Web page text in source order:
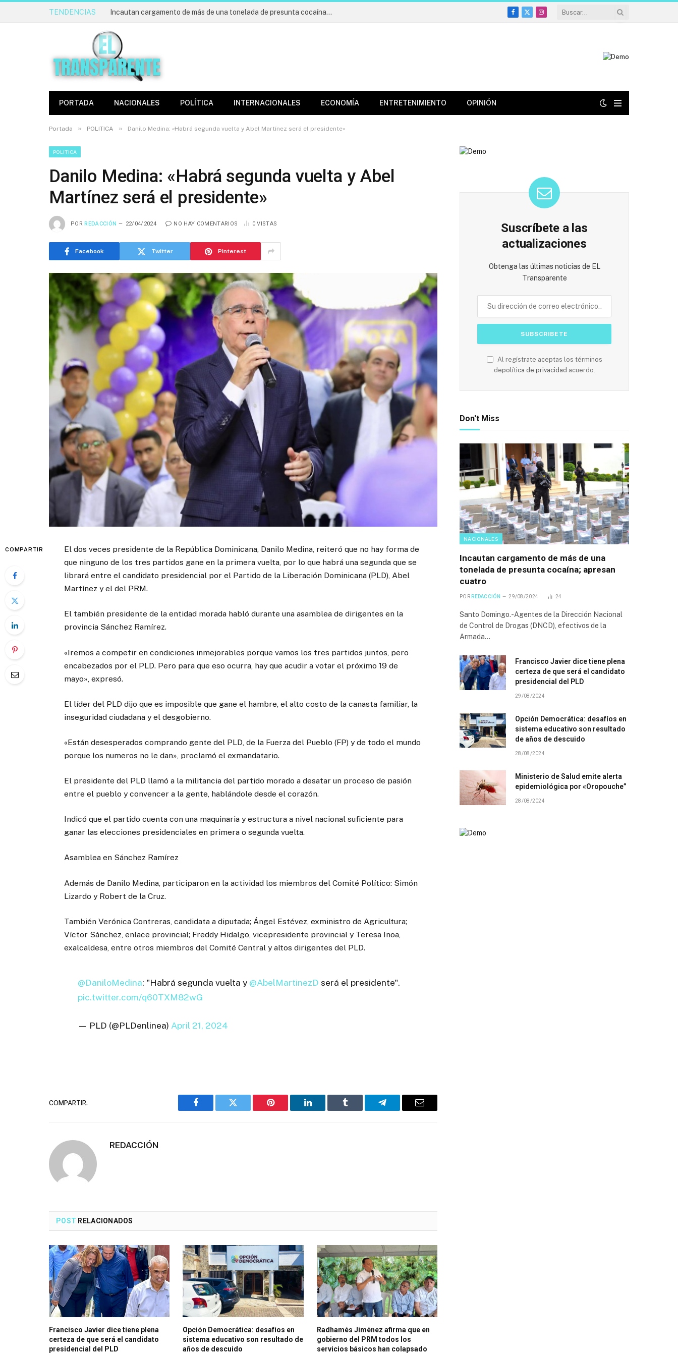
TENDENCIAS Incautan cargamento de más de una tonelada de presunta cocaína; apresan cuatro
Facebook
X
Instagram
PORTADA NACIONALES POLÍTICA INTERNACIONALES ECONOMÍA ENTRETENIMIENTO OPINIÓN
Portada » POLITICA » Danilo Medina: «Habrá segunda vuelta y Abel Martínez será el presidente»
POLITICA
Danilo Medina: «Habrá segunda vuelta y Abel
Martínez será el presidente»
POR REDACCIÓN 22/04/2024 NO HAY COMENTARIOS 0VISTAS
Facebook Twitter Pinterest
COMPARTIR
El dos veces presidente de la República Dominicana, Danilo Medina, reiteró que no hay forma de
que ninguno de los tres partidos gane en la primera vuelta, por lo que habrá una segunda que se
librará entre el candidato presidencial por el Partido de la Liberación Dominicana (PLD), Abel
Martínez y el del PRM.
El también presidente de la entidad morada habló durante una asamblea de dirigentes en la
provincia Sánchez Ramírez.
«Iremos a competir en condiciones inmejorables porque vamos los tres partidos juntos, pero
encabezados por el PLD. Pero para que eso ocurra, hay que acudir a votar el próximo 19 de
mayo», expresó.
El líder del PLD dijo que es imposible que gane el hambre, el alto costo de la canasta familiar, la
inseguridad ciudadana y el desgobierno.
«Están desesperados comprando gente del PLD, de la Fuerza del Pueblo (FP) y de todo el mundo
porque los numeros no le dan», proclamó el exmandatario.
El presidente del PLD llamó a la militancia del partido morado a desatar un proceso de pasión
entre el pueblo y convencer a la gente, hablándole desde el corazón.
Indicó que el partido cuenta con una maquinaria y estructura a nivel nacional suficiente para
ganar las elecciones presidenciales en primera o segunda vuelta.
Asamblea en Sánchez Ramírez
Además de Danilo Medina, participaron en la actividad los miembros del Comité Político: Simón
Lizardo y Robert de la Cruz.
También Verónica Contreras, candidata a diputada; Ángel Estévez, exministro de Agricultura;
Víctor Sánchez, enlace provincial; Freddy Hidalgo, vicepresidente provincial y Teresa Inoa,
exalcaldesa, entre otros miembros del Comité Central y altos dirigentes del PLD.
@DaniloMedina: "Habrá segunda vuelta y @AbelMartinezD será el presidente".
pic.twitter.com/q60TXM82wG
— PLD (@PLDenlinea) April 21, 2024
COMPARTIR.
Facebook Twitter Pinterest LinkedIn Tumblr TelegramaCorreo
REDACCIÓN
POST RELACIONADOS
Francisco Javier dice tiene plena
certeza de que será el candidato
presidencial del PLD
Opción Democrática: desafíos en
sistema educativo son resultado de
años de descuido
Radhamés Jiménez afirma que en
gobierno del PRM todos los
servicios básicos han colapsado
Suscríbete a las
actualizaciones
Obtenga las últimas noticias de EL
Transparente
Al regístrate aceptas los términos
depolítica de privacidad acuerdo.
Don't Miss
NACIONALES
Incautan cargamento de más de una
tonelada de presunta cocaína; apresan
cuatro
POR REDACCIÓN 29/08/2024 24
Santo Domingo.-Agentes de la Dirección Nacional
de Control de Drogas (DNCD), efectivos de la
Armada…
Francisco Javier dice tiene plena
certeza de que será el candidato
presidencial del PLD
29/08/2024
Opción Democrática: desafíos en
sistema educativo son resultado
de años de descuido
28/08/2024
Ministerio de Salud emite alerta
epidemiológica por «Oropouche”
28/08/2024